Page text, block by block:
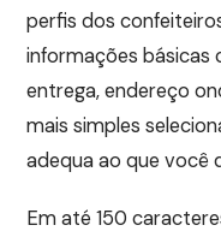
perfis dos
informações básicas
entrega, endereço
mais simples
adequa ao que você
Em até 150